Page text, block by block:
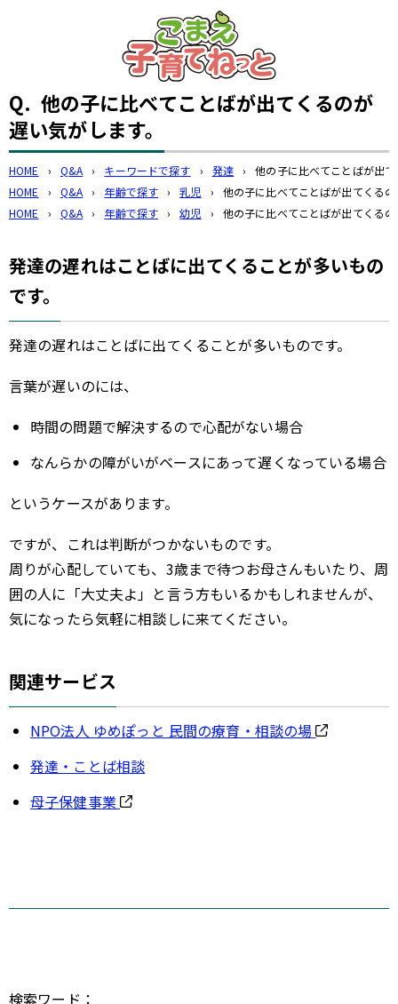
このページの本文へ
Q. 他の子に比べてことばが出てくるのが
遅い気がします。
HOME › Q&A › キーワードで探す › 発達 ›
他の子に比べてことばが出
HOME
› Q&A › 年齢で探す › 乳児 ›
他の子に比べてことばが出てくる
HOME
› Q&A › 年齢で探す › 幼児 › 他の子に比べてことばが出てくる
発達の遅れはことばに出てくることが多いもの
です。
発達の遅れはことばに出てくることが多いものです。
言葉が遅いのには、
時間の問題で解決するので心配がない場合
なんらかの障がいがベースにあって遅くなっている場合
というケースがあります。
ですが、これは判断がつかないものです。
周りが心配していても、3歳まで待つお母さんもいたり、周
囲の人に「大丈夫よ」と言う方もいるかもしれませんが、
気になったら気軽に相談しに来てください。
関連サービス
NPO法人 ゆめぽっと 民間の療育・相談の場
発達・ことば相談
母子保健事業
検索ワード：